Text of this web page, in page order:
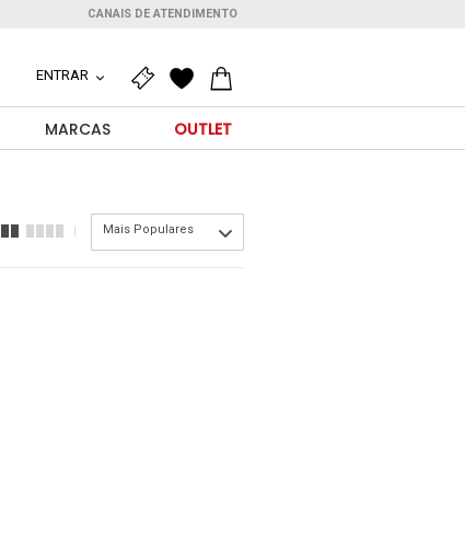
CANAIS DE ATENDIMENTO
ENTRAR
MARCAS OUTLET
Mais Populares